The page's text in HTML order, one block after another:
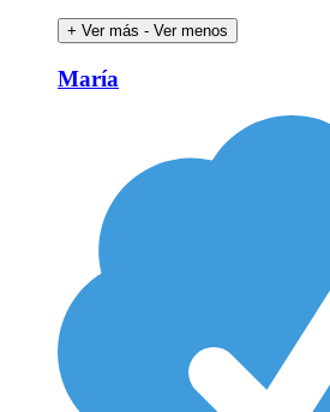
+ Ver más - Ver menos
María